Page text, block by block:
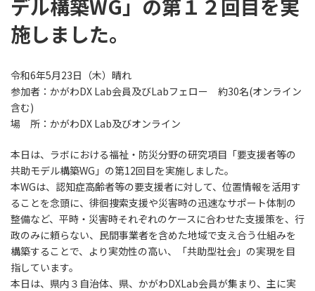
デル構築WG」の第１２回目を実
施しました。
令和6年5月23日（木）晴れ
参加者：かがわDX Lab会員及びLabフェロー 約30名(オンライン
含む)
場 所：かがわDX Lab及びオンライン
本日は、ラボにおける福祉・防災分野の研究項目「要支援者等の
共助モデル構築WG」の第12回目を実施しました。
本WGは、認知症高齢者等の要支援者に対して、位置情報を活用す
ることを念頭に、徘徊捜索支援や災害時の迅速なサポート体制の
整備など、平時・災害時それぞれのケースに合わせた支援策を、行
政のみに頼らない、民間事業者を含めた地域で支え合う仕組みを
構築することで、より実効性の高い、「共助型社会」の実現を目
指しています。
本日は、県内３自治体、県、かがわDXLab会員が集まり、主に実